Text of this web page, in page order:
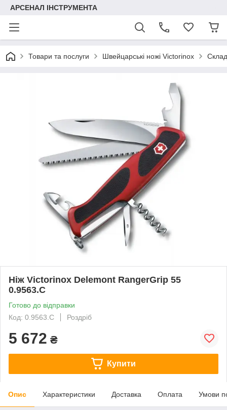
АРСЕНАЛ ІНСТРУМЕНТА
Товари та послуги Швейцарські ножі Victorinox
Ніж Victorinox Delemont RangerGrip 55
0.9563.C
Готово до відправки
Код: 0.9563.C
Роздріб
5 672 ₴
Купити
Опис Характеристики Доставка Оплата Умови